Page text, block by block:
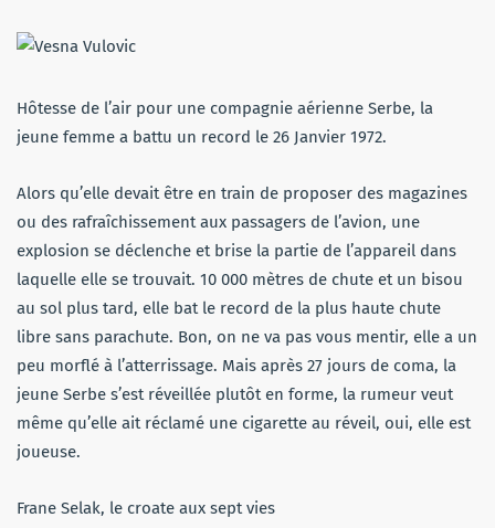
Hôtesse de l’air pour une compagnie aérienne Serbe, la
jeune femme a battu un record le 26 Janvier 1972.
Alors qu’elle devait être en train de proposer des magazines
ou des rafraîchissement aux passagers de l’avion, une
explosion se déclenche et brise la partie de l’appareil dans
laquelle elle se trouvait. 10 000 mètres de chute et un bisou
au sol plus tard, elle bat le record de la plus haute chute
libre sans parachute. Bon, on ne va pas vous mentir, elle a un
peu morflé à l’atterrissage. Mais après 27 jours de coma, la
jeune Serbe s’est réveillée plutôt en forme, la rumeur veut
même qu’elle ait réclamé une cigarette au réveil, oui, elle est
joueuse.
Frane Selak, le croate aux sept vies